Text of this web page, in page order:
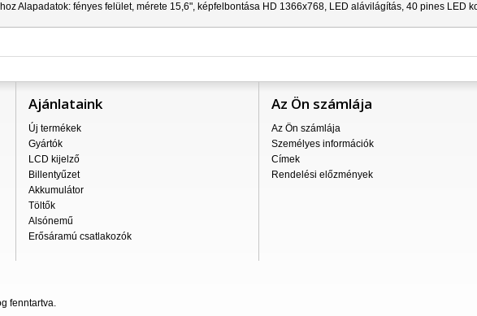
Alapadatok: fényes felület, mérete 15,6", képfelbontása HD 1366x768, LED alávilágítás, 40 pines LED
Ajánlataink
Új termékek
Gyártók
LCD kijelző
Billentyűzet
Akkumulátor
Töltők
Alsónemű
Erősáramú csatlakozók
Az Ön számlája
Az Ön számlája
Személyes információk
Címek
Rendelési előzmények
fenntartva.